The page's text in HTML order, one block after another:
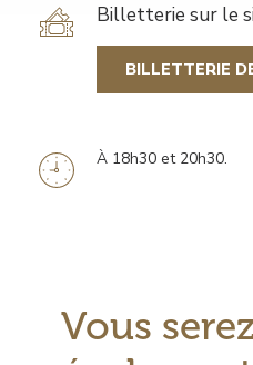
Tarif
Billetterie sur le
BILLETTERIE
Information
À 18h30 et 20h30.
Vous